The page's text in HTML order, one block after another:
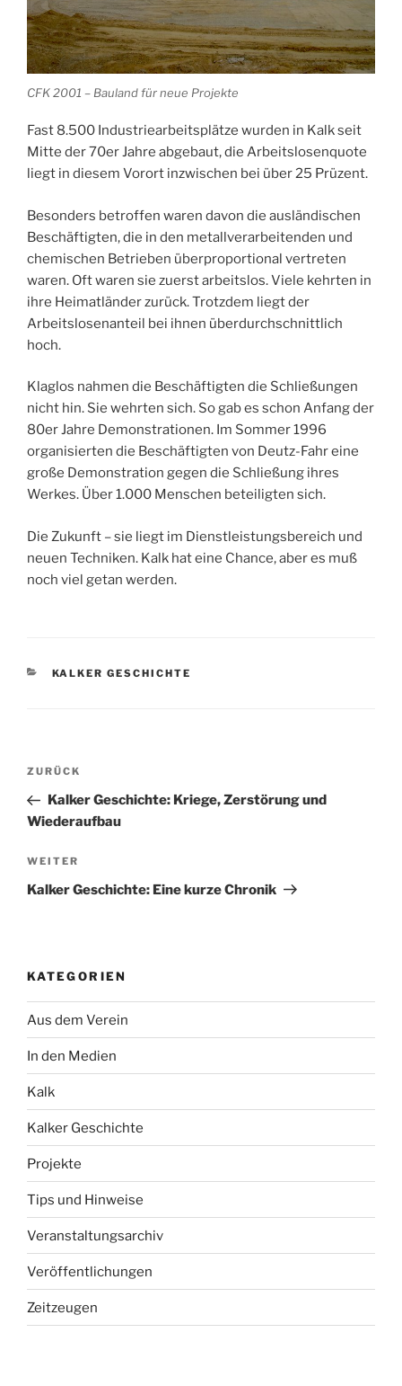
CFK 2001 – Bauland für neue Projekte
Fast 8.500 Industriearbeitsplätze wurden in Kalk seit
Mitte der 70er Jahre abgebaut, die Arbeitslosenquote
liegt in diesem Vorort inzwischen bei über 25 Prüzent.
Besonders betroffen waren davon die ausländischen
Beschäftigten, die in den metallverarbeitenden und
chemischen Betrieben überproportional vertreten
waren. Oft waren sie zuerst arbeitslos. Viele kehrten in
ihre Heimatländer zurück. Trotzdem liegt der
Arbeitslosenanteil bei ihnen überdurchschnittlich
hoch.
Klaglos nahmen die Beschäftigten die Schließungen
nicht hin. Sie wehrten sich. So gab es schon Anfang der
80er Jahre Demonstrationen. Im Sommer 1996
organisierten die Beschäftigten von Deutz-Fahr eine
große Demonstration gegen die Schließung ihres
Werkes. Über 1.000 Menschen beteiligten sich.
Die Zukunft – sie liegt im Dienstleistungsbereich und
neuen Techniken. Kalk hat eine Chance, aber es muß
noch viel getan werden.
KATEGORIEN
KALKER GESCHICHTE
Beitragsnavigation
Vorheriger
Beitrag
ZURÜCK
Kalker Geschichte: Kriege, Zerstörung und
Wiederaufbau
Nächster
Beitrag
WEITER
Kalker Geschichte: Eine kurze Chronik
KATEGORIEN
Aus dem Verein
In den Medien
Kalk
Kalker Geschichte
Projekte
Tips und Hinweise
Veranstaltungsarchiv
Veröffentlichungen
Zeitzeugen